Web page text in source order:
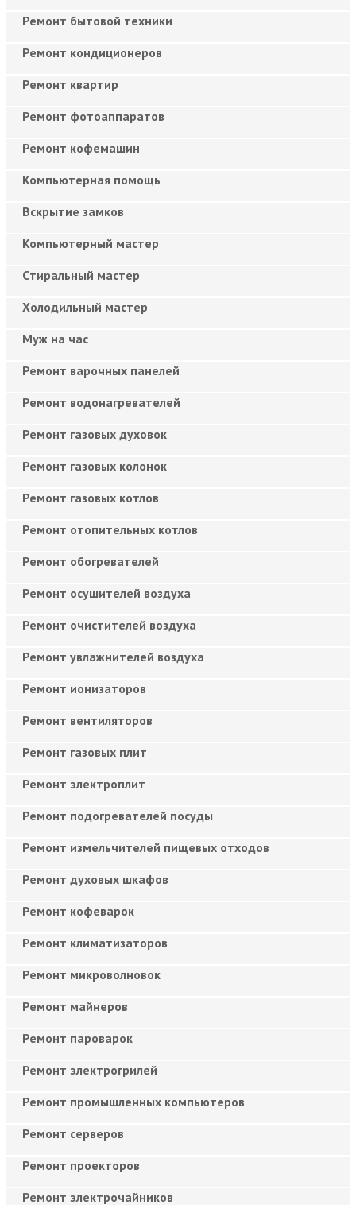
Ремонт бытовой техники
Ремонт кондиционеров
Ремонт квартир
Ремонт фотоаппаратов
Ремонт кофемашин
Компьютерная помощь
Вскрытие замков
Компьютерный мастер
Cтиральный мастер
Холодильный мастер
Муж на час
Ремонт варочных панелей
Ремонт водонагревателей
Ремонт газовых духовок
Ремонт газовых колонок
Ремонт газовых котлов
Ремонт отопительных котлов
Ремонт обогревателей
Ремонт осушителей воздуха
Ремонт очистителей воздуха
Ремонт увлажнителей воздуха
Ремонт ионизаторов
Ремонт вентиляторов
Ремонт газовых плит
Ремонт электроплит
Ремонт подогревателей посуды
Ремонт измельчителей пищевых отходов
Ремонт духовых шкафов
Ремонт кофеварок
Ремонт климатизаторов
Ремонт микроволновок
Ремонт майнеров
Ремонт пароварок
Ремонт электрогрилей
Ремонт промышленных компьютеров
Ремонт серверов
Ремонт проекторов
Ремонт электрочайников